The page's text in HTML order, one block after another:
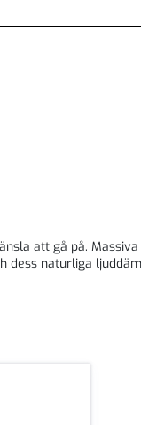
att gå på.
dess naturliga